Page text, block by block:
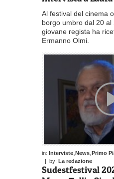
Al festival del cinema
borgo umbro dal 20 al
giovane regista ha
Ermanno Olmi.
in: Interviste, News, Primo
| by: La redazione
Sudestfestival